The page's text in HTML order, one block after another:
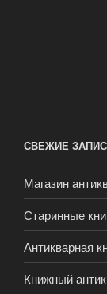
СВЕЖИЕ
Магазин
Старинные
Антикварная
Книжный